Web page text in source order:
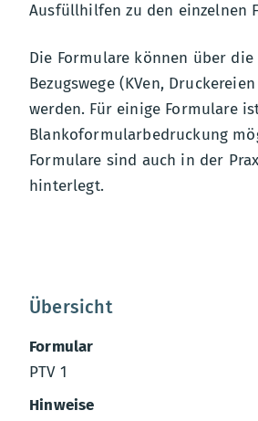
Ausfüllhilfen zu den einzelnen
Die Formulare können über die
Bezugswege (KVen,
werden. Für einige Formulare
Blankoformularbedruckung
Formulare sind auch in der
hinterlegt.
Übersicht
PTV 1